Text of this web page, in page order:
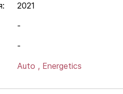
2021
-
-
Auto , Energetics